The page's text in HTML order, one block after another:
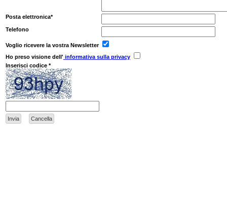
Posta elettronica*
Telefono
Voglio ricevere la vostra Newsletter
Ho preso visione dell' informativa sulla privacy
Inserisci codice *